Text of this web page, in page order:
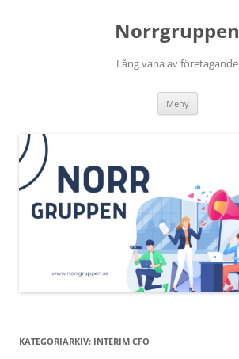
Norrgruppen
Lång vana av företagande
Meny Hoppa
innehåll
KATEGORIARKIV: INTERIM CFO